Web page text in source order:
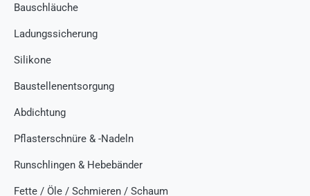
Bauschläuche
Ladungssicherung
Silikone
Baustellenentsorgung
Abdichtung
Pflasterschnüre & -Nadeln
Runschlingen & Hebebänder
Fette / Öle / Schmieren / Schaum